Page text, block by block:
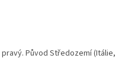
Původ Středozemí (Itálie,